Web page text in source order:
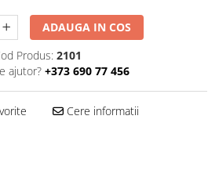
ADAUGA IN COS
Produs: 2101
ajutor? +373 690 77 456
Cere informatii